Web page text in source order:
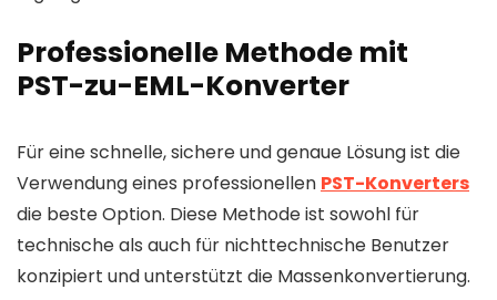
Professionelle Methode mit
PST-zu-EML-Konverter
Für eine schnelle, sichere und genaue Lösung ist die
Verwendung eines professionellen PST-Konverters
die beste Option. Diese Methode ist sowohl für
technische als auch für nichttechnische Benutzer
konzipiert und unterstützt die Massenkonvertierung.